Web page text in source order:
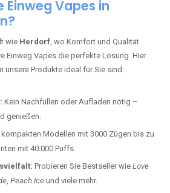
Einweg Vapes in
wie Herdorf, wo Komfort und Qualität
Einweg Vapes die perfekte Lösung. Hier
unsere Produkte ideal für Sie sind:
Kein Nachfüllen oder Aufladen nötig –
genießen.
kompakten Modellen mit 3000 Zügen bis zu
mit 40.000 Puffs.
Probieren Sie Bestseller wie Love
, Peach Ice und viele mehr.